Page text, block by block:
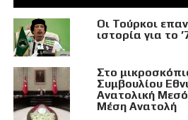
Οι Τούρκοι
ιστορία για το
Στο
Συμβουλίου
Ανατολική
Μέση Ανατολή